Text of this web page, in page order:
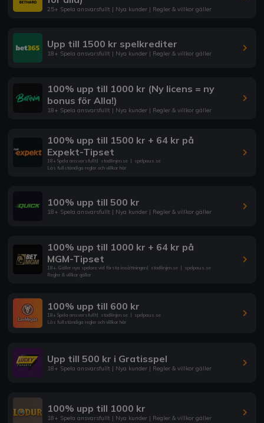
25+ Spela ansvarsfullt | Nya kunder | Regler & villkor gäller
Upp till 1500 kr spelkrediter
18+ Spela ansvarsfullt | Nya kunder | Regler & villkor gäller
100% upp till 1000 kr (Ny licens = ny
bonus för Alla!)
18+ Spela ansvarsfullt | Nya kunder | Regler & villkor gäller
100% upp till 1500 kr + 64 kr på
Expekt-Tipset
18+ Spela ansvarsfullt| stodlinjen.se | spelpaus.se
Läs fullständiga regler och villkor här
100% upp till 500 kr
18+ Spela ansvarsfullt | Nya kunder | Regler & villkor gäller
100% upp till 1000 kr + 64 kr på
MGM-Tipset
18+. Gäller nya spelare vid första insättningen| stodlinjen.se | spelpaus.se
Regler & villkor gäller
100% upp till 600 kr
18+ Spela ansvarsfullt| stodlinjen.se | spelpaus.se
Läs fullständiga regler och villkor här
Upp till 500 kr i Gratisspel
18+ Spela ansvarsfullt | Nya kunder | Regler & villkor gäller
100% upp till 1000 kr
18+ Spela ansvarsfullt | Nya kunder | Regler & villkor gäller